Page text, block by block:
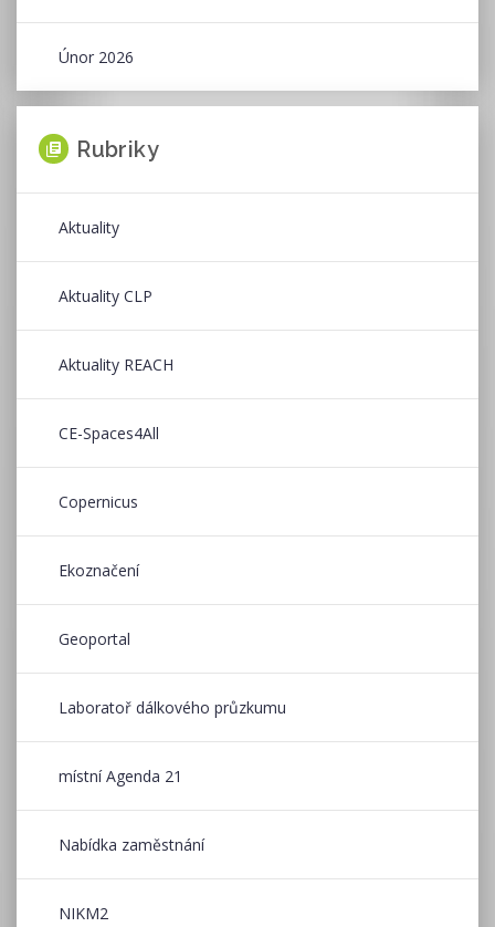
Únor 2026
Rubriky
Aktuality
Aktuality CLP
Aktuality REACH
CE-Spaces4All
Copernicus
Ekoznačení
Geoportal
Laboratoř dálkového průzkumu
místní Agenda 21
Nabídka zaměstnání
NIKM2